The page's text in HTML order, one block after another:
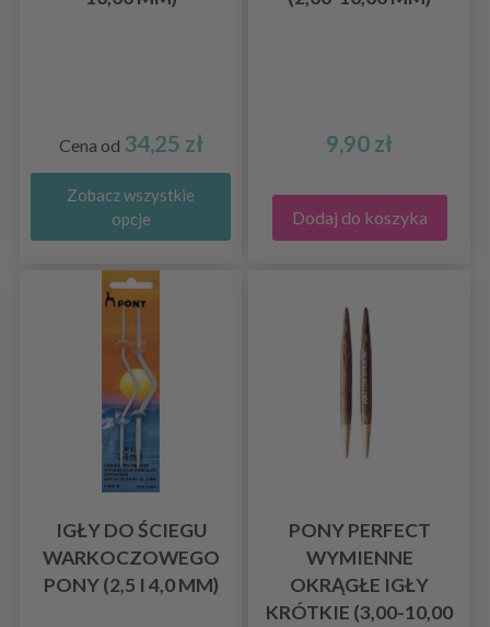
Cena od 34,25 zł
Zobacz wszystkie
opcje
9,90 zł
Dodaj do koszyka
IGŁY DO ŚCIEGU
WARKOCZOWEGO
PONY (2,5 I 4,0 MM)
PONY PERFECT
WYMIENNE
OKRĄGŁE IGŁY
KRÓTKIE (3,00-10,00